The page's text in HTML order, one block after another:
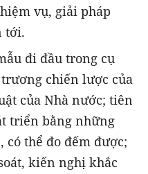
vụ, giải pháp
tới.
đi đầu trong cụ
chiến lược của
của Nhà nước; tiên
triển bằng những
có thể đo đếm được;
kiến nghị khắc